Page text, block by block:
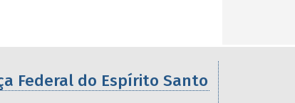
Federal do Espírito Santo